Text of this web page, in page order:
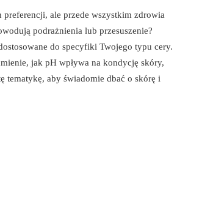
ale przede wszystkim zdrowia
podrażnienia lub przesuszenie?
do specyfiki Twojego typu cery.
jak pH wpływa na kondycję skóry,
tematykę, aby świadomie dbać o skórę i